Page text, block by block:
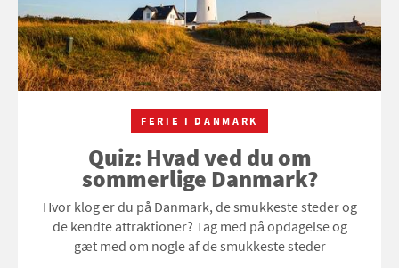
FERIE I DANMARK
Quiz: Hvad ved du om
sommerlige Danmark?
Hvor klog er du på Danmark, de smukkeste steder og
de kendte attraktioner? Tag med på opdagelse og
gæt med om nogle af de smukkeste steder